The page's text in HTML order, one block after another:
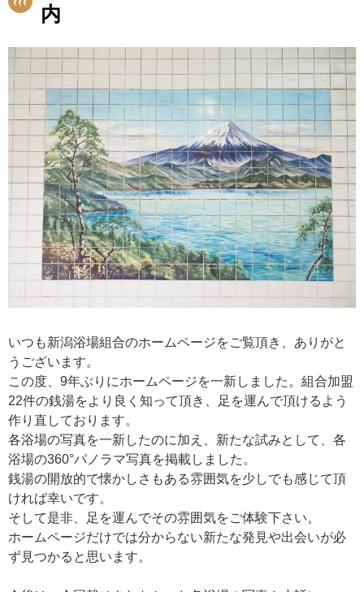
内
いつも新潟浴場組合のホームページをご覧頂き、ありがと
うございます。
この度、9年ぶりにホームページを一新しました。組合加盟
22件の銭湯をより良く知って頂き、足を運んで頂けるよう
作り直しております。
各浴場の写真を一新したのに加え、新たな試みとして、各
浴場の360°パノラマ写真を掲載しました。
銭湯の開放的で懐かしさもある雰囲気を少しでも感じて頂
ければ幸いです。
そして是非、足を運んでその雰囲気をご体験下さい。
ホームページだけでは分からない新たな発見や出会いが必
ず見つかると思います。